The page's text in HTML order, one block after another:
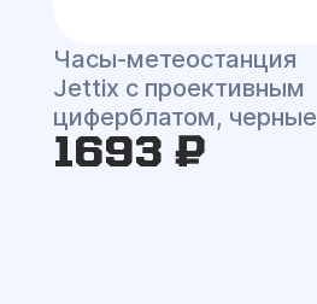
Часы-метеостанция
Jettix с проективным
циферблатом, черные
1693 ₽